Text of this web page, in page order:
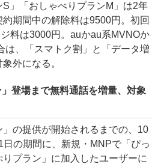
」「おしゃべりプランM」は2年
期間中の解除料は9500円。初回
料は3000円。auかau系MVNOか
は、「スマトク割」と「データ増
外になる。
」登場まで無料通話を増量、対象
の提供が開始されるまでの、10
日の期間に、新規・MNPで「ぴっ
プラン」に加入したユーザーに